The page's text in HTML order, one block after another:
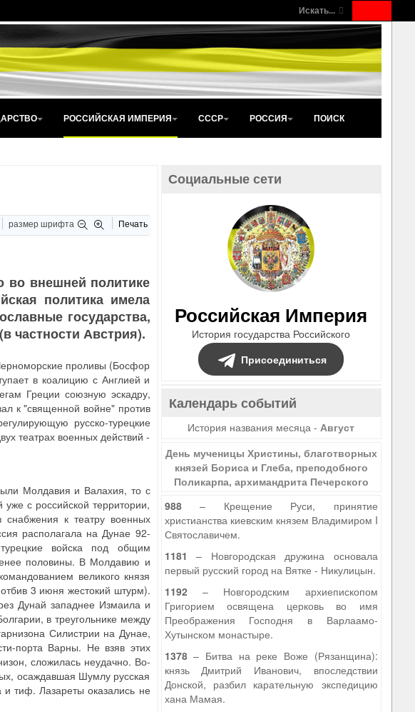
Искать...
РОССИЙСКАЯ ИМПЕРИЯ СССР РОССИЯ ПОИСК
размер шрифта Печать
во внешней политике
политика имела
государства,
частности Австрия).
проливы (Босфор
в коалицию с Англией и
Греции союзную эскадру,
к "священной войне" против
русско-турецкие
театрах военных действий -
Молдавия и Валахия, то с
с российской территории,
к театру военных
располагала на Дунае 92-
войска под общим
половины. В Молдавию и
великого князя
3 июня жестокий штурм).
Дунай западнее Измаила и
в треугольнике между
Силистрии на Дунае,
порта Варны. Не взяв этих
сложилась неудачно. Во-
осаждавшая Шумлу русская
тиф. Лазареты оказались не
Социальные сети
Российская Империя
История государства Российского
Присоединиться
Календарь событий
История названия месяца -Август
День мученицы Христины, благотворных
князей Бориса и Глеба, преподобного
Поликарпа, архимандрита Печерского
988– Крещение Руси, принятие
христианства киевским князем Владимиром I
Святославичем.
1181 – Новгородская дружина основала
первый русский город на Вятке - Никулицын.
1192– Новгородским архиепископом
Григорием освящена церковь во имя
Преображения Господня в Варлаамо-
Хутынском монастыре.
1378– Битва на реке Воже (Рязанщина):
князь Дмитрий Иванович, впоследствии
Донской, разбил карательную экспедицию
хана Мамая.